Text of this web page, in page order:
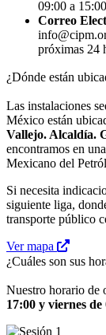
09:00 a
Correo
próximas 24
¿Dónde están
Las instalaciones
México están
Vallejo. Alcaldía.
encontramos en
Mexicano del
Si necesita
siguiente liga,
transporte público
Ver mapa
¿Cuáles son sus
Nuestro horario de
17:00 y viernes